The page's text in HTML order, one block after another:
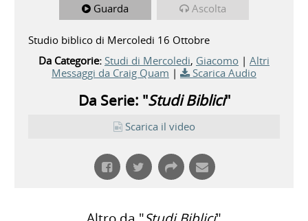
Guarda Ascolta
Studio biblico di Mercoledi 16 Ottobre
Da Categorie: Studi di Mercoledi, Giacomo | Altri
Messaggi da Craig Quam | Scarica Audio
Da Serie: "Studi Biblici"
Scarica il video